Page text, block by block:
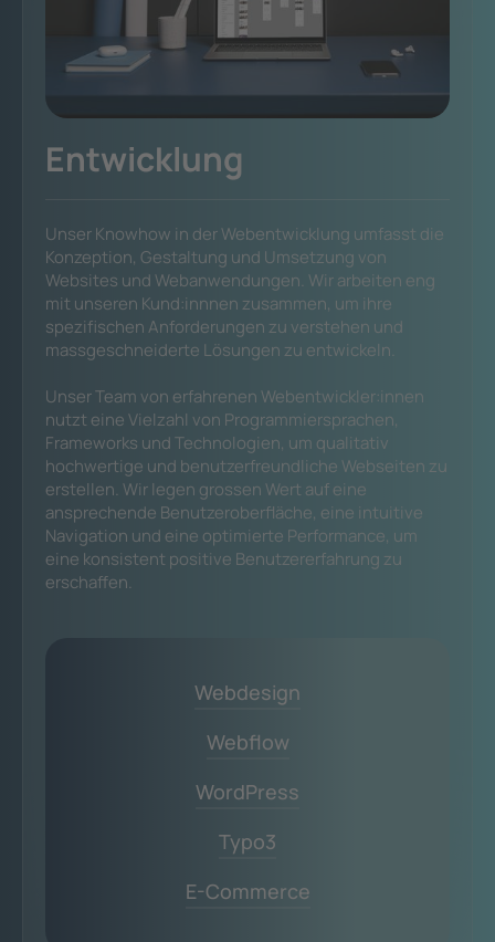
Entwicklung
Unser Knowhow in der Webentwicklung umfasst die
Konzeption, Gestaltung und Umsetzung von
Websites und Webanwendungen. Wir arbeiten eng
mit unseren Kund:innnen zusammen, um ihre
spezifischen Anforderungen zu verstehen und
massgeschneiderte Lösungen zu entwickeln.
Unser Team von erfahrenen Webentwickler:innen
nutzt eine Vielzahl von Programmiersprachen,
Frameworks und Technologien, um qualitativ
hochwertige und benutzerfreundliche Webseiten zu
erstellen. Wir legen grossen Wert auf eine
ansprechende Benutzeroberfläche, eine intuitive
Navigation und eine optimierte Performance, um
eine konsistent positive Benutzererfahrung zu
erschaffen.
Webdesign
Webflow
WordPress
Typo3
E-Commerce